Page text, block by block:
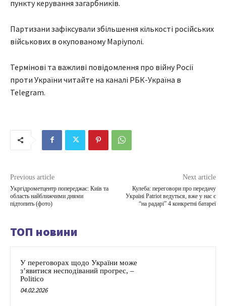
пункту керування загарбників.
Партизани зафіксували збільшення кількості російських
військових в окупованому Маріуполі.
Термінові та важливі повідомлення про війну Росії
проти України читайте на каналі РБК-Україна в
Telegram.
Previous article
Укргідрометцентр попереджає: Київ та
область найближчими днями
підтопить (фото)
Next article
Кулеба: переговори про передачу
Україні Patriot ведуться, вже у нас є
“на радарі” 4 конкретні батареї
ТОП новини
У переговорах щодо України може
з’явитися несподіваний прогрес, –
Politico
04.02.2026